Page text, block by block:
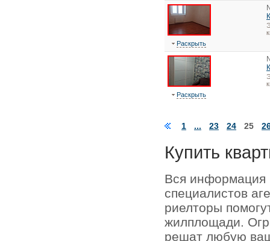
Раскрыть
Раскрыть
1 ... 23 24 25
Купить
Вся информация
специалистов
риелторы
жилплощади.
решат любую